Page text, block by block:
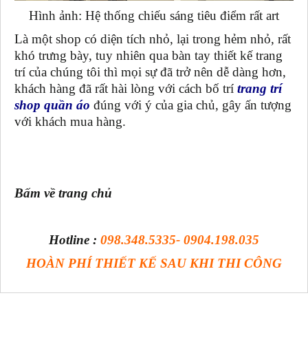
Hình ảnh: Hệ thống chiếu sáng tiêu điểm rất art
Là một shop có diện tích nhỏ, lại trong hẻm nhỏ, rất
khó trưng bày, tuy nhiên qua bàn tay thiết kế trang
trí của chúng tôi thì mọi sự đã trở nên dễ dàng hơn,
khách hàng đã rất hài lòng với cách bố trí trang trí
shop quần áo đúng với ý của gia chủ, gây ấn tượng
với khách mua hàng.
Bấm về trang chủ
Hotline : 098.348.5335- 0904.198.035
HOÀN PHÍ THIẾT KẾ SAU KHI THI CÔNG